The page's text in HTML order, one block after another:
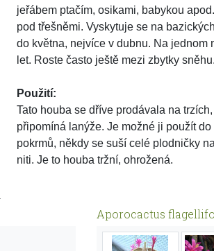
jeřábem ptačím, osikami, babykou
pod třešněmi. Vyskytuje se na
do května, nejvíce v dubnu. Na jednom
let. Roste často ještě mezi zbytky sněhu.
Použití:
Tato houba se dříve prodávala na
připomíná lanýže. Je možné ji použít
pokrmů, někdy se suší celé plodničky
niti. Je to houba tržní, ohrožená.
Aporocactus